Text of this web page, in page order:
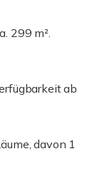
299 m².
ab
davon 1